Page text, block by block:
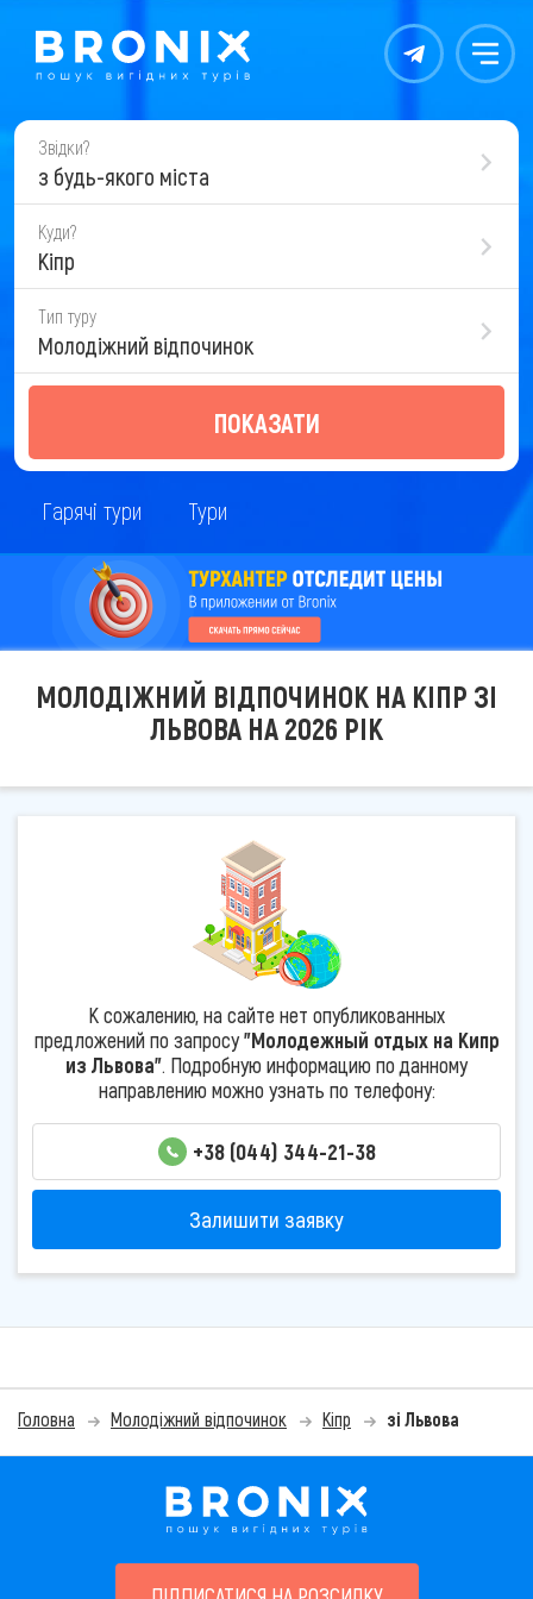
Контакты Меню
Звідки?
з будь-якого міста
Куди?
Кіпр
Тип туру
Молодіжний відпочинок
ПОКАЗАТИ
Гарячі тури Тури
МОЛОДІЖНИЙ ВІДПОЧИНОК НА КІПР ЗІ
ЛЬВОВА НА 2026 РІК
К сожалению, на сайте нет опубликованных
предложений по запросу"Молодежный отдых на Кипр
из Львова". Подробную информацию по данному
направлению можно узнать по телефону:
+38 (044) 344-21-38
Залишити заявку
Головна Молодіжний відпочинок Кіпр зі Львова